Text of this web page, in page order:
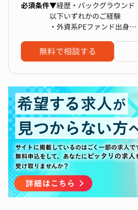
資金調達・財務戦略の策定
複数の事業をモニタリング
支援するなど、経営に深く
らさせていただくことを期
略の立案・実行、投資家/銀
オプション検討、M&A対応
・FP&A / 予実管理 ：資本
対効果レビュー、事業計
ニタリング
・事業オペレーション支援
リング、推進サポート（
・ガバナンス・リスク管理
制の監督、会計/開示/法務
【ポジションの魅力】
必須条件▼経歴・バックグラウンド
以下いずれかのご経験
・外資系PEファンド出身
つ、海外MBA卒
・スタートアップでの
▼経験・スキル
・Equity/Dept調達を主担
（交渉・投資家/銀行対応含
・SaaS財務KPIを投資家・
力
・予実管理・資本配分の
意形成力
・経営会議/取締役会での
・M&Aや事業提携、不採
など重要経営課題の実行経験
無料で相談する